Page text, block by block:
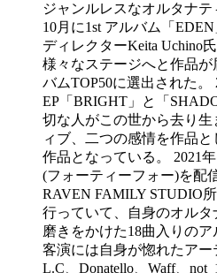
ジャンルレスなオルタナ
10月に1st アルバム「
ディレクターKeita Uchino
様々なステージへと作品
バムTOP50に選出された。
EP「BRIGHT」と「
切な人がこの世から去り
ィブ、二つの感情を作品
作品となっている。 2021
(フォーティーフォー)を配
RAVEN FAMILY STUDIO
行っていて、自身のオル
磨きをかけた18曲入りの
客演には自身が惚れたアー
L.C、Donatello、Waff、